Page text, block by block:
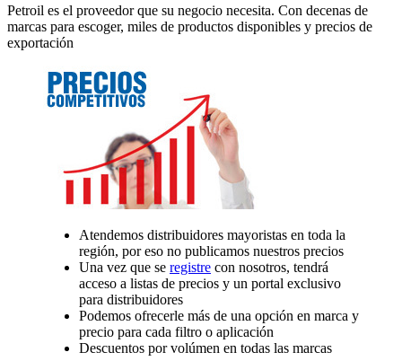
Petroil es el proveedor que su negocio necesita. Con decenas de
marcas para escoger, miles de productos disponibles y precios de
exportación
Atendemos distribuidores mayoristas en toda la
región, por eso no publicamos nuestros precios
Una vez que se registre con nosotros, tendrá
acceso a listas de precios y un portal exclusivo
para distribuidores
Podemos ofrecerle más de una opción en marca y
precio para cada filtro o aplicación
Descuentos por volúmen en todas las marcas